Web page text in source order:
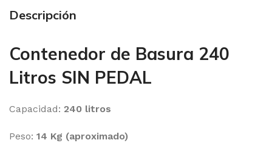
Descripción
Contenedor de Basura 240
Litros SIN PEDAL
Capacidad: 240 litros
Peso: 14 Kg (aproximado)